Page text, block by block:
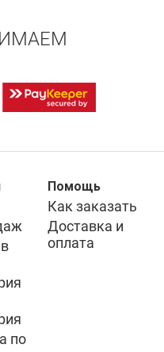
по
Помощь
Как заказать
Доставка и
оплата